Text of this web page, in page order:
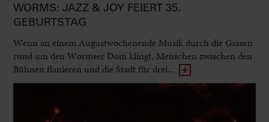
WORMS: JAZZ & JOY FEIERT 35.
GEBURTSTAG
Wenn an einem Augustwochenende Musik durch die Gassen
rund um den Wormser Dom klingt, Menschen zwischen den
Bühnen flanieren und die Stadt für drei...